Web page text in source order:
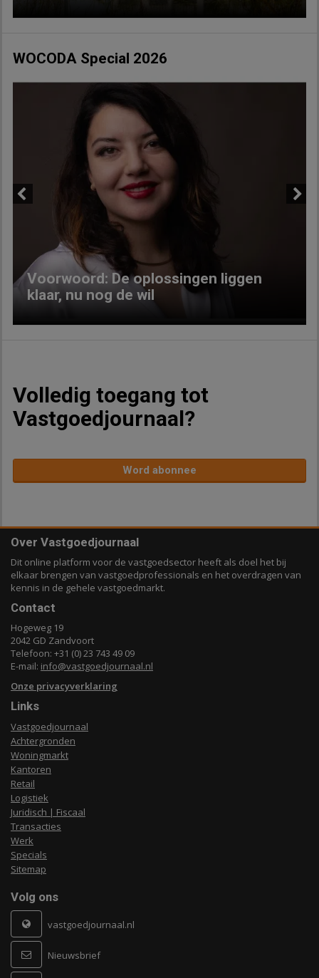
WOCODA Special 2026
Voorwoord: De oplossingen liggen
klaar, nu nog de wil
Volledig toegang tot
Vastgoedjournaal?
Word abonnee
Over Vastgoedjournaal
Dit online platform voor de vastgoedsector heeft als doel het bij
elkaar brengen van vastgoedprofessionals en het overdragen van
kennis in de gehele vastgoedmarkt.
Contact
Hogeweg 19
2042 GD Zandvoort
Telefoon: +31 (0) 23 743 49 09
E-mail: info@vastgoedjournaal.nl
Onze privacyverklaring
Links
Vastgoedjournaal
Achtergronden
Woningmarkt
Kantoren
Retail
Logistiek
Juridisch | Fiscaal
Transacties
Werk
Specials
Sitemap
Volg ons
vastgoedjournaal.nl
Nieuwsbrief